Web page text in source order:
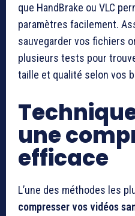
que HandBrake ou VLC
paramètres facilement.
sauvegarder vos fichiers
plusieurs tests pour
taille et qualité selon vos
une
efficace
L’une des méthodes les
compresser vos vidéos